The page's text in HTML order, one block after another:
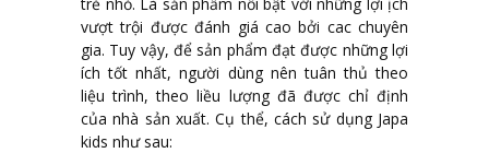
vượt trội được đánh giá cao bởi cac chuyên
gia. Tuy vậy, để sản phẩm đạt được những lợi
ích tốt nhất, người dùng nên tuân thủ theo
liệu trình, theo liều lượng đã được chỉ định
của nhà sản xuất. Cụ thể, cách sử dụng Japa
kids như sau: